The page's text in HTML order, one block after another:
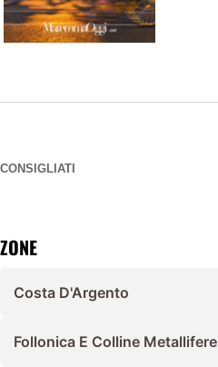
CONSIGLIATI
ZONE
Costa D'Argento
Follonica E Colline Metallifere